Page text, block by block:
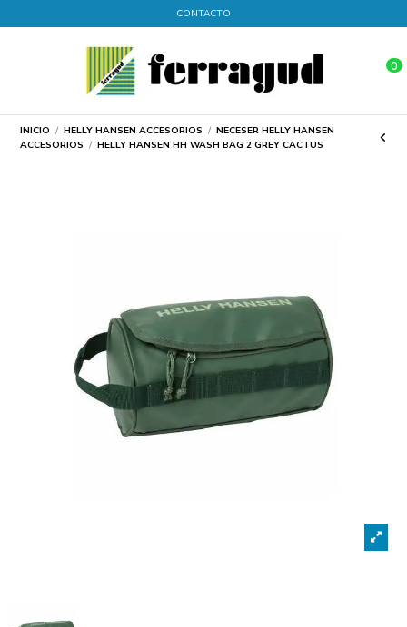
CONTACTO
0
INICIO HELLY HANSEN ACCESORIOS
NECESER HELLY HANSEN
ACCESORIOS
HELLY HANSEN HH WASH BAG 2 GREY CACTUS